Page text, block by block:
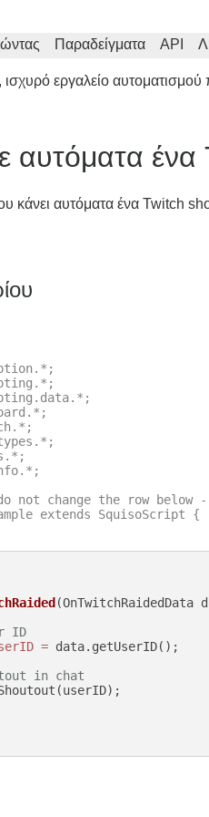
Παραδείγματα API
εργαλείο
αυτόματα ένα
κάνει αυτόματα ένα Twitch
not change the row
extends SquisoScript {
ID
= data.getUserID();
in chat